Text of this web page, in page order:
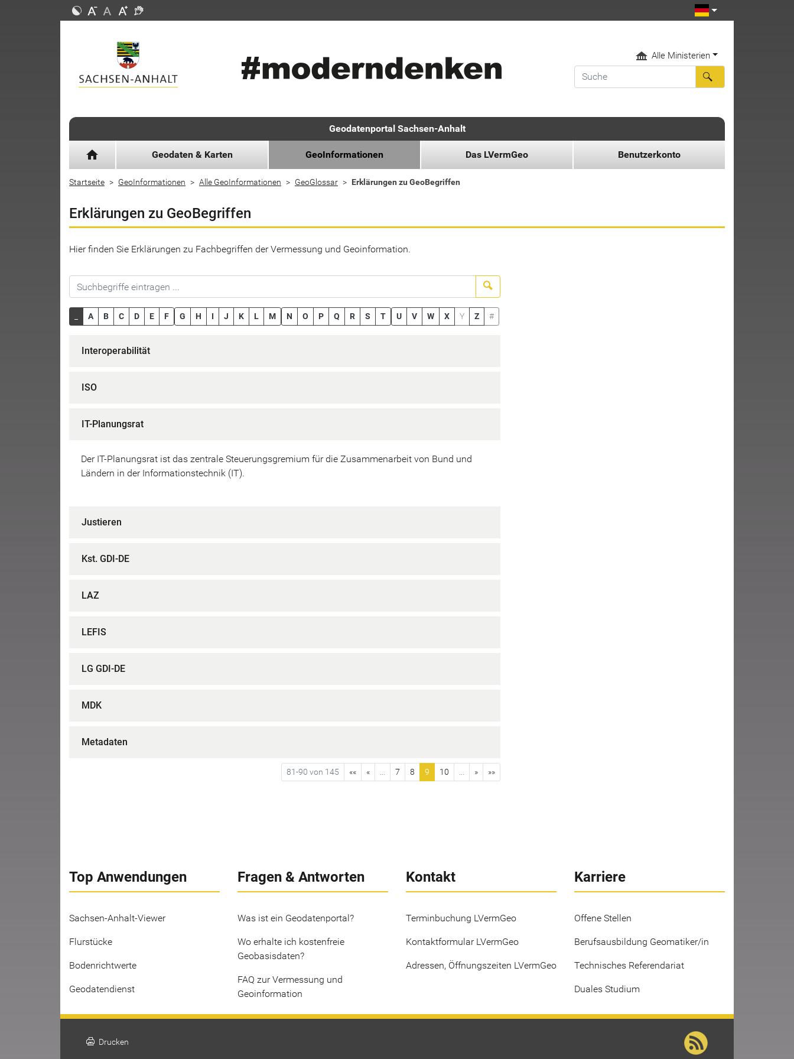
Alle Ministerien
Geodatenportal Sachsen-Anhalt
home Geodaten & Karten GeoInformationen Das LVermGeo Benutzerkonto
Startseite GeoInformationen Alle GeoInformationen GeoGlossar Erklärungen zu GeoBegriffen
Erklärungen zu GeoBegriffen
Hier finden Sie Erklärungen zu Fachbegriffen der Vermessung und Geoinformation.
A B C D E F G H I J K L M N O P Q R S T U V W X Y Z #
Interoperabilität
ISO
IT-Planungsrat
Der IT-Planungsrat ist das zentrale Steuerungsgremium für die Zusammenarbeit von Bund und
Ländern in der Informationstechnik (IT).
Justieren
Kst. GDI-DE
LAZ
LEFIS
LG GDI-DE
MDK
Metadaten
81-90 von 145 «« « 7 8 9 10 » »»
Top Anwendungen
Sachsen-Anhalt-Viewer
Flurstücke
Bodenrichtwerte
Geodatendienst
Fragen & Antworten
Was ist ein Geodatenportal?
Wo erhalte ich kostenfreie
Geobasisdaten?
FAQ zur Vermessung und
Geoinformation
Kontakt
Terminbuchung LVermGeo
Kontaktformular LVermGeo
Adressen, Öffnungszeiten LVermGeo
Karriere
Offene Stellen
Berufsausbildung Geomatiker/in
Technisches Referendariat
Duales Studium
print Drucken